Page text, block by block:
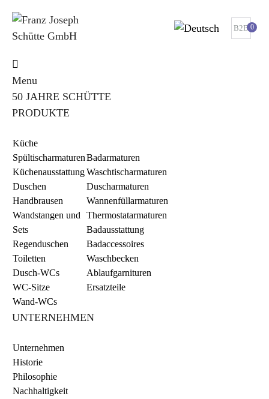
B2B 0
Menu
50 JAHRE SCHÜTTE
PRODUKTE
Küche
Spültischarmaturen
Küchenausstattung
Duschen
Handbrausen
Wandstangen und
Sets
Regenduschen
Toiletten
Dusch-WCs
WC-Sitze
Wand-WCs
Badarmaturen
Waschtischarmaturen
Duscharmaturen
Wannenfüllarmaturen
Thermostatarmaturen
Badausstattung
Badaccessoires
Waschbecken
Ablaufgarnituren
Ersatzteile
UNTERNEHMEN
Unternehmen
Historie
Philosophie
Nachhaltigkeit